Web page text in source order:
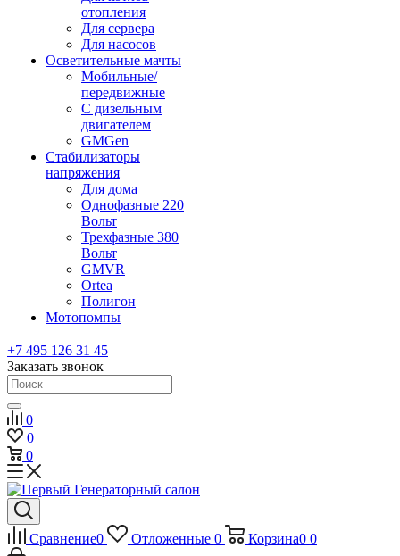
отопления
Для сервера
Для насосов
Осветительные мачты
Мобильные/
передвижные
С дизельным
двигателем
GMGen
Стабилизаторы
напряжения
Для дома
Однофазные 220
Вольт
Трехфазные 380
Вольт
GMVR
Ortea
Полигон
Мотопомпы
+7 495 126 31 45
Заказать звонок
0
0
0
Сравнение0 Отложенные 0 Корзина0 0